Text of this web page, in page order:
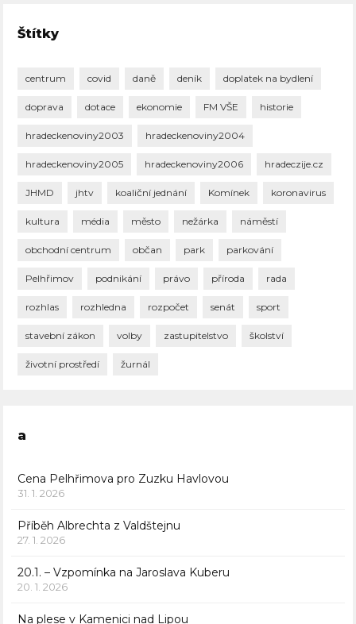
Štítky
centrum covid daně deník doplatek na bydlení
doprava dotace ekonomie FM VŠE historie
hradeckenoviny2003 hradeckenoviny2004
hradeckenoviny2005 hradeckenoviny2006 hradeczije.cz
JHMD jhtv koaliční jednání Komínek koronavirus
kultura média město nežárka náměstí
obchodní centrum občan park parkování
Pelhřimov podnikání právo příroda rada
rozhlas rozhledna rozpočet senát sport
stavební zákon volby zastupitelstvo školství
životní prostředí žurnál
a
Cena Pelhřimova pro Zuzku Havlovou
31. 1. 2026
Příběh Albrechta z Valdštejnu
27. 1. 2026
20.1. – Vzpomínka na Jaroslava Kuberu
20. 1. 2026
Na plese v Kamenici nad Lipou